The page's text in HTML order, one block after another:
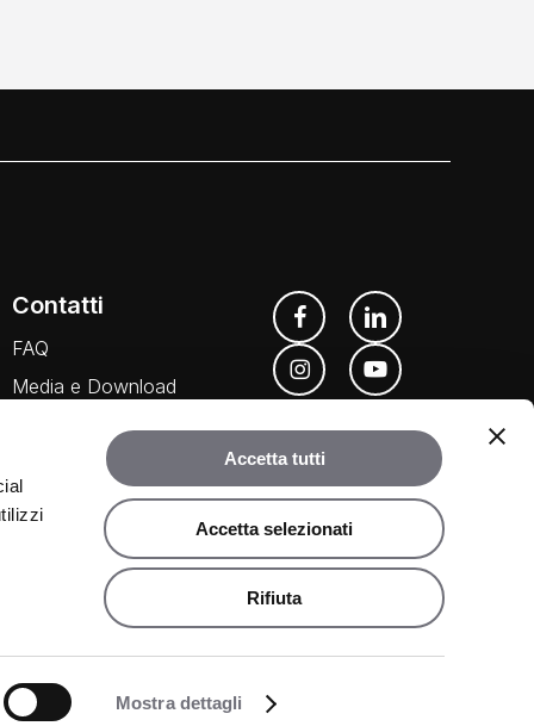
Mostra dettagli
Accetta tutti
Accetta selezionati
Rifiuta
Contatti
FAQ
Media e Download